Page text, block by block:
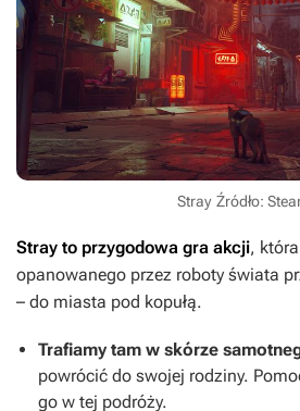
Stray Źródło:
Stray to przygodowa gra akcji,
opanowanego przez roboty świata
– do miasta pod kopułą.
Trafiamy tam w skórze
powrócić do swojej rodziny.
go w tej podróży.